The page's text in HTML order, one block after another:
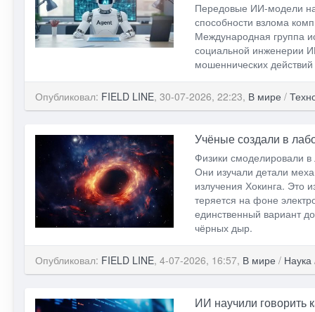
Передовые ИИ-модели
способности взлома
Международная группа
социальной инженерии
мошеннических
Опубликовал: FIELD LINE, 30-07-2026, 22:23, В мире /
Учёные создали в
Физики смоделировали
Они изучали детали
излучения Хокинга. Это
теряется на фоне
единственный вариант
чёрных дыр.
Опубликовал: FIELD LINE, 4-07-2026, 16:57, В мире / Наука
ИИ научили говорить